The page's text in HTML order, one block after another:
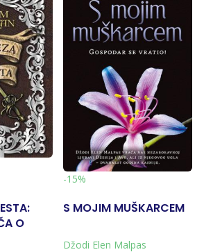
O
I
-15%
S MOJIM MUŠKARCEM
Džodi Elen Malpas